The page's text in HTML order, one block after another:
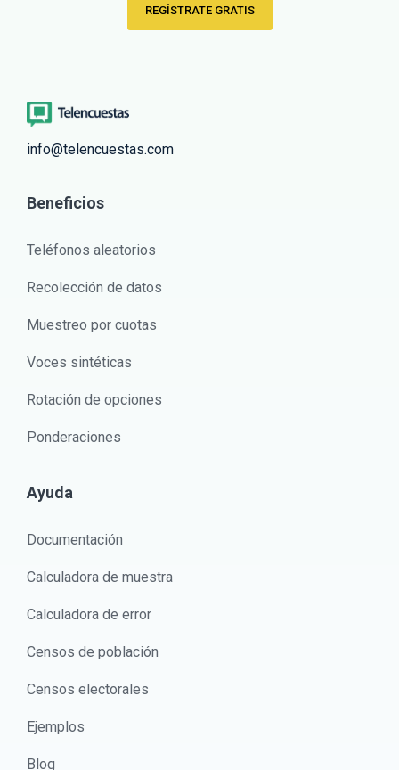
REGÍSTRATE GRATIS
info@telencuestas.com
Beneficios
Teléfonos aleatorios
Recolección de datos
Muestreo por cuotas
Voces sintéticas
Rotación de opciones
Ponderaciones
Ayuda
Documentación
Calculadora de muestra
Calculadora de error
Censos de población
Censos electorales
Ejemplos
Blog